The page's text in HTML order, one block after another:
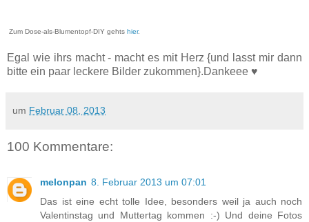
Zum Dose-als-Blumentopf-DIY gehts hier.
Egal wie ihrs macht - macht es mit Herz {und lasst mir dann
bitte ein paar leckere Bilder zukommen}.Dankeee ♥
um Februar 08, 2013
100 Kommentare:
melonpan 8. Februar 2013 um 07:01
Das ist eine echt tolle Idee, besonders weil ja auch noch
Valentinstag und Muttertag kommen :-) Und deine Fotos